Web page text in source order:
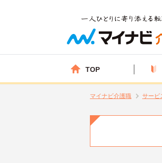
TOP
マイナビ介護職 サービ